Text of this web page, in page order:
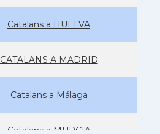
Catalans a HUELVA
CATALANS A MADRID
Catalans a Málaga
Catalans a MURCIA